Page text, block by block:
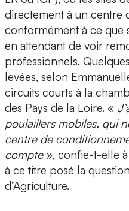
directement à un centre
conformément à ce que
en attendant de voir
professionnels.
levées, selon
circuits courts à la
des Pays de la Loire. «
poulaillers mobiles, qui
centre de
compte », confie-t-elle
à ce titre posé la
d’Agriculture.